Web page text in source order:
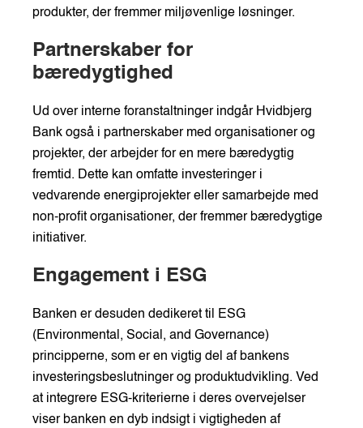
produkter, der fremmer miljøvenlige løsninger.
Partnerskaber for
bæredygtighed
Ud over interne foranstaltninger indgår Hvidbjerg
Bank også i partnerskaber med organisationer og
projekter, der arbejder for en mere bæredygtig
fremtid. Dette kan omfatte investeringer i
vedvarende energiprojekter eller samarbejde med
non-profit organisationer, der fremmer bæredygtige
initiativer.
Engagement i ESG
Banken er desuden dedikeret til ESG
(Environmental, Social, and Governance)
principperne, som er en vigtig del af bankens
investeringsbeslutninger og produktudvikling. Ved
at integrere ESG-kriterierne i deres overvejelser
viser banken en dyb indsigt i vigtigheden af